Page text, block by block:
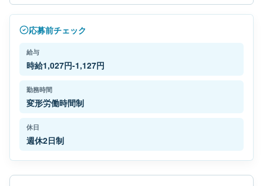
応募前チェック
給与
時給1,027円-1,127円
勤務時間
変形労働時間制
休日
週休2日制